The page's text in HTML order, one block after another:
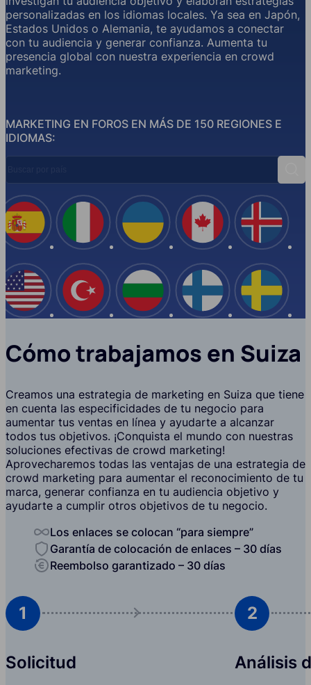
MARKETING EN FOROS EN MÁS DE 150 REGIONES E
IDIOMAS:
personalizadas en los idiomas locales. Ya sea en Japón,
Estados Unidos o Alemania, te ayudamos a conectar
con tu audiencia y generar confianza. Aumenta tu
presencia global con nuestra experiencia en crowd
marketing.
España
EE.UU
Italia
Turquía
Ucrania
Bulgaria
Canadá
Finlandia Suecia
Cómo trabajamos en Suiza
Creamos una estrategia de marketing en Suiza que tiene
en cuenta las especificidades de tu negocio para
aumentar tus ventas en línea y ayudarte a alcanzar
todos tus objetivos. ¡Conquista el mundo con nuestras
soluciones efectivas de crowd marketing!
Aprovecharemos todas las ventajas de una estrategia de
crowd marketing para aumentar el reconocimiento de tu
marca, generar confianza en tu audiencia objetivo y
ayudarte a cumplir otros objetivos de tu negocio.
Los enlaces se colocan “para siempre”
Garantía de colocación de enlaces – 30 días
Reembolso garantizado – 30 días
1
Solicitud
2
Análisis